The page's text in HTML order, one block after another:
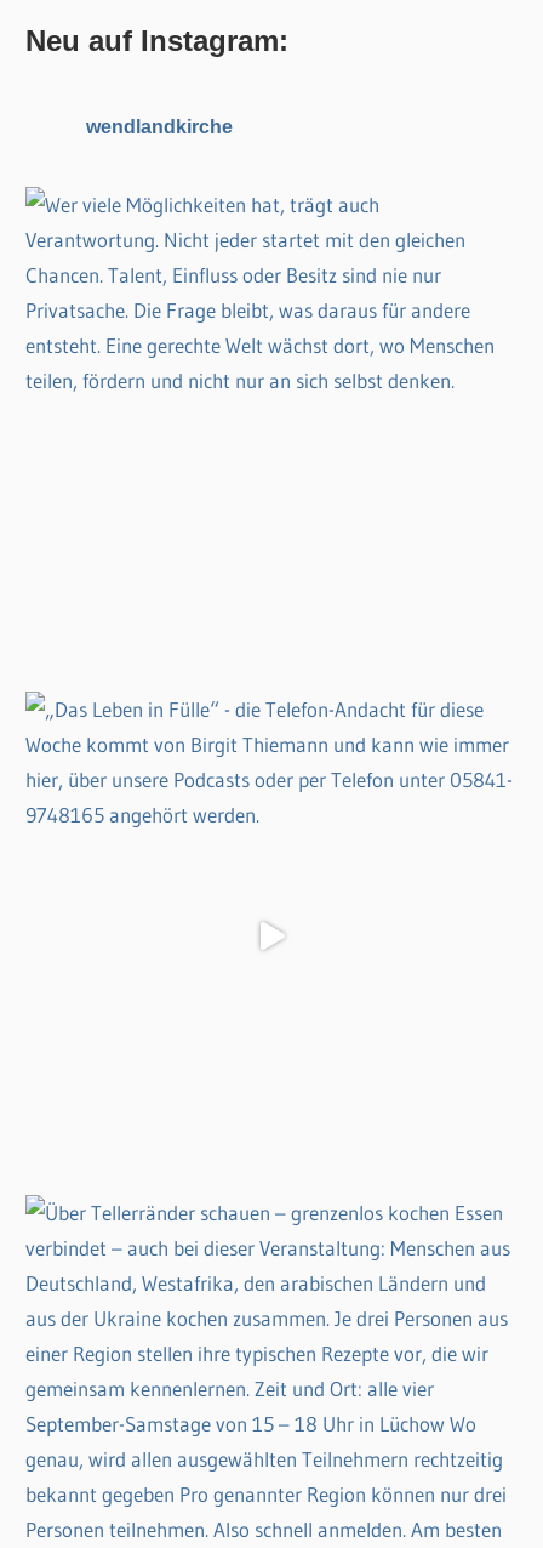
n
a
Neu auf Instagram:
wendlandkirche